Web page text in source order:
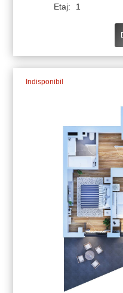
Etaj:
1
Indisponibil